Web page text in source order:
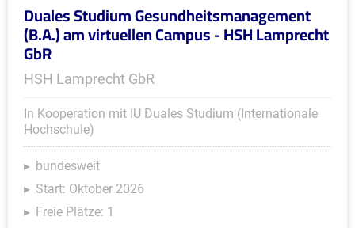
Duales Studium Gesundheitsmanagement
(B.A.) am virtuellen Campus - HSH Lamprecht
GbR
HSH Lamprecht GbR
In Kooperation mit IU Duales Studium (Internationale
Hochschule)
bundesweit
Start: Oktober 2026
Freie Plätze: 1